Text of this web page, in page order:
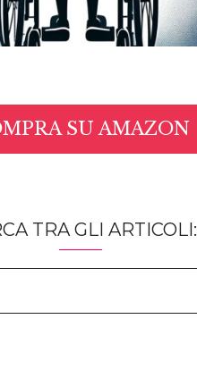
SU AMAZON
TRA GLI ARTICOLI: